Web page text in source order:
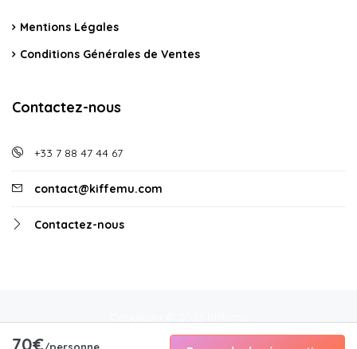
70€
Mentions Légales
Conditions Générales de Ventes
Contactez-nous
+33 7 88 47 44 67
contact@kiffemu.com
Contactez-nous